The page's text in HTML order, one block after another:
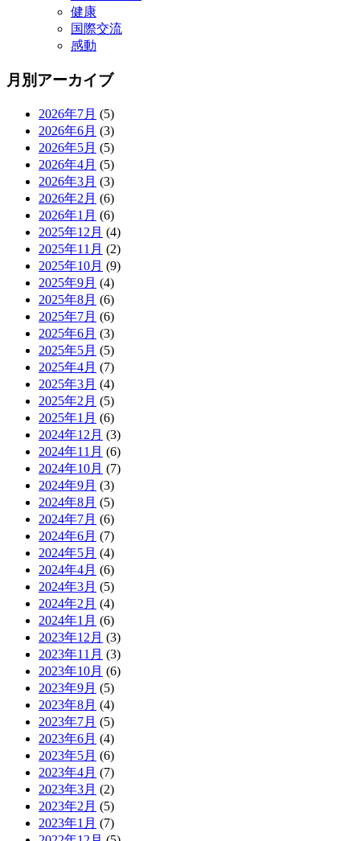
健康
国際交流
感動
月別アーカイブ
2026年7月 (5)
2026年6月 (3)
2026年5月 (5)
2026年4月 (5)
2026年3月 (3)
2026年2月 (6)
2026年1月 (6)
2025年12月 (4)
2025年11月 (2)
2025年10月 (9)
2025年9月 (4)
2025年8月 (6)
2025年7月 (6)
2025年6月 (3)
2025年5月 (5)
2025年4月 (7)
2025年3月 (4)
2025年2月 (5)
2025年1月 (6)
2024年12月 (3)
2024年11月 (6)
2024年10月 (7)
2024年9月 (3)
2024年8月 (5)
2024年7月 (6)
2024年6月 (7)
2024年5月 (4)
2024年4月 (6)
2024年3月 (5)
2024年2月 (4)
2024年1月 (6)
2023年12月 (3)
2023年11月 (3)
2023年10月 (6)
2023年9月 (5)
2023年8月 (4)
2023年7月 (5)
2023年6月 (4)
2023年5月 (6)
2023年4月 (7)
2023年3月 (2)
2023年2月 (5)
2023年1月 (7)